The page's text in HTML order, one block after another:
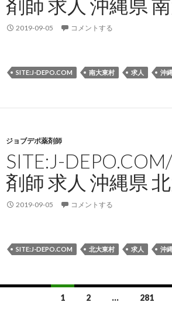
剤師 求人 沖縄県
2019-09-05 コメントする
SITE:J-DEPO.COM 南大東村 求人 沖
ジョブデポ薬剤師
SITE:J-
剤師 求人 沖縄県
2019-09-05 コメントする
SITE:J-DEPO.COM 北大東村 求人 沖
1 2 … 281